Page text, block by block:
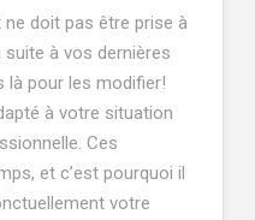
doit pas être prise à
suite à vos dernières
là pour les modifier!
à votre situation
Ces
et c’est pourquoi il
votre